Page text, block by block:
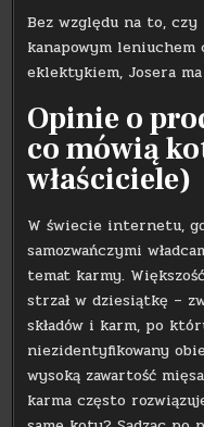
Bez względu na to,
kanapowym leniuchem
eklektykiem, Josera ma
Opinie o
co mówią
właściciele)
W świecie internetu,
samozwańczymi
temat karmy.
strzał w dziesiątkę –
składów i karm, po
niezidentyfikowany
wysoką zawartość
karma często